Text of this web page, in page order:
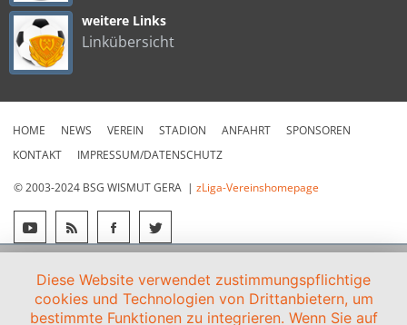
weitere Links
Linkübersicht
HOME NEWS VEREIN STADION ANFAHRT
SPONSOREN
KONTAKT
IMPRESSUM/DATENSCHUTZ
© 2003-2024 BSG WISMUT GERA | zLiga-Vereinshomepage
Diese Website verwendet zustimmungspflichtige
cookies und Technologien von Drittanbietern, um
bestimmte Funktionen zu integrieren. Wenn Sie auf